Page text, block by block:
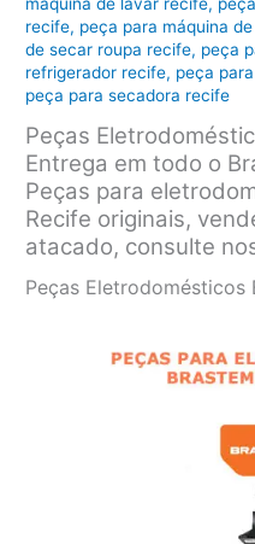
recife, peça para máquina
de secar roupa recife, peça
refrigerador recife, peça
peça para secadora recife
Peças
Entrega em todo o
Peças para
Recife originais,
atacado, consulte
Peças Eletrodomésticos